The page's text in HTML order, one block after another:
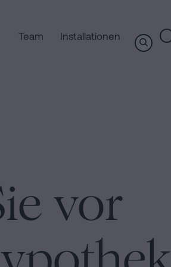
Team Installationen
vor